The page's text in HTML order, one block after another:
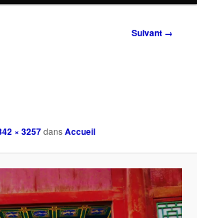
Suivant →
× 3257dansAccueil